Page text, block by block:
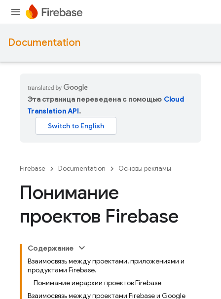
Documentation
Эта страница переведена с помощью Cloud
Translation API.
Firebase Documentation Основы рекламы
Понимание
проектов Firebase
Содержание
Взаимосвязь между проектами, приложениями и
продуктами Firebase.
Понимание иерархии проектов Firebase
Взаимосвязь между проектами Firebase и Google